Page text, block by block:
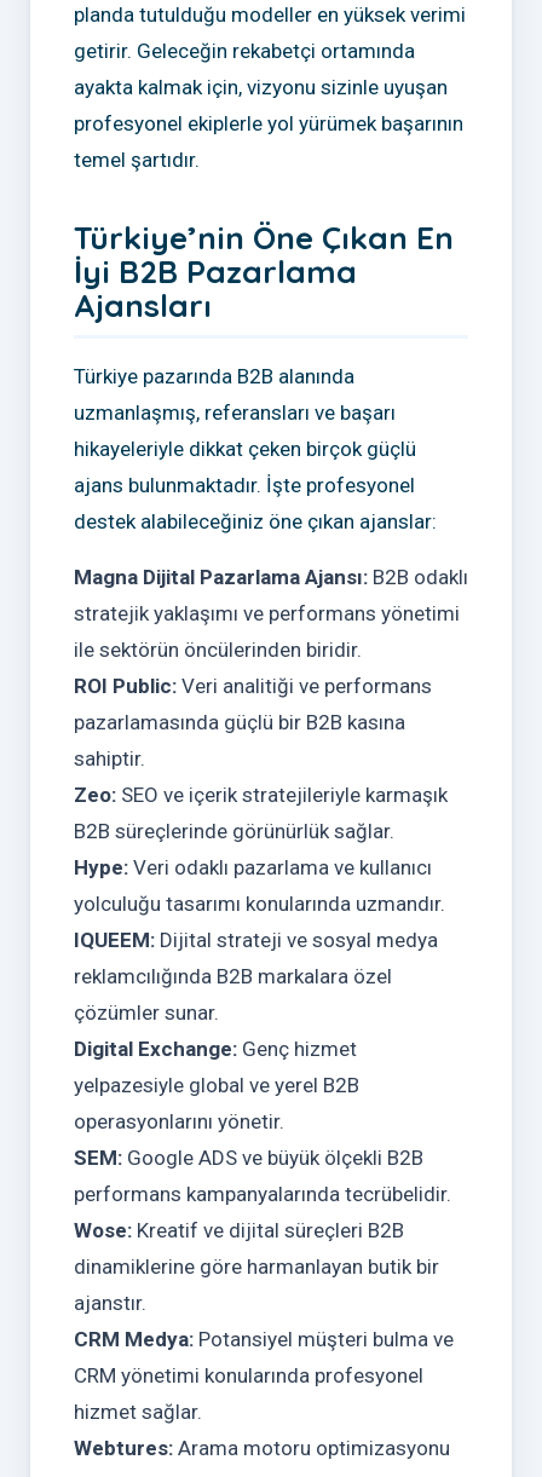
planda tutulduğu modeller en yüksek verimi
getirir. Geleceğin rekabetçi ortamında
ayakta kalmak için, vizyonu sizinle uyuşan
profesyonel ekiplerle yol yürümek başarının
temel şartıdır.
Türkiye’nin Öne Çıkan En
İyi B2B Pazarlama
Ajansları
Türkiye pazarında B2B alanında
uzmanlaşmış, referansları ve başarı
hikayeleriyle dikkat çeken birçok güçlü
ajans bulunmaktadır. İşte profesyonel
destek alabileceğiniz öne çıkan ajanslar:
Magna Dijital Pazarlama Ajansı: B2B odaklı
stratejik yaklaşımı ve performans yönetimi
ile sektörün öncülerinden biridir.
ROI Public: Veri analitiği ve performans
pazarlamasında güçlü bir B2B kasına
sahiptir.
Zeo: SEO ve içerik stratejileriyle karmaşık
B2B süreçlerinde görünürlük sağlar.
Hype: Veri odaklı pazarlama ve kullanıcı
yolculuğu tasarımı konularında uzmandır.
IQUEEM: Dijital strateji ve sosyal medya
reklamcılığında B2B markalara özel
çözümler sunar.
Digital Exchange: Genç hizmet
yelpazesiyle global ve yerel B2B
operasyonlarını yönetir.
SEM: Google ADS ve büyük ölçekli B2B
performans kampanyalarında tecrübelidir.
Wose: Kreatif ve dijital süreçleri B2B
dinamiklerine göre harmanlayan butik bir
ajanstır.
CRM Medya: Potansiyel müşteri bulma ve
CRM yönetimi konularında profesyonel
hizmet sağlar.
Webtures: Arama motoru optimizasyonu